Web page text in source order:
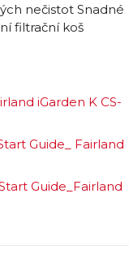
nečistot Snadné
filtrační koš
iGarden K CS-
Guide_ Fairland
Guide_Fairland